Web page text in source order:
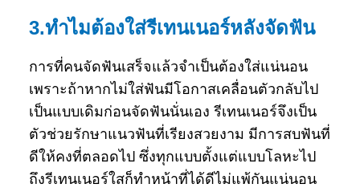
3.ทำไมต้องใส่รีเทนเนอร์หลังจัดฟัน
การที่คนจัดฟันเสร็จแล้วจำเป็นต้องใส่แน่นอน
เพราะถ้าหากไม่ใส่ฟันมีโอกาสเคลื่อนตัวกลับไป
เป็นแบบเดิมก่อนจัดฟันนั่นเอง รีเทนเนอร์จึงเป็น
ตัวช่วยรักษาแนวฟันที่เรียงสวยงาม มีการสบฟันที่
ดีให้คงที่ตลอดไป ซึ่งทุกแบบตั้งแต่แบบโลหะไป
ถึงรีเทนเนอร์ใสก็ทำหน้าที่ได้ดีไม่แพ้กันแน่นอน